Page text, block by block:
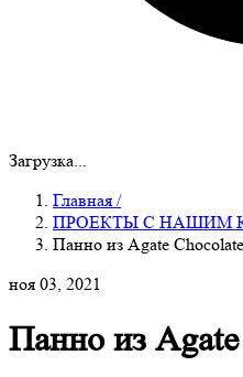
Загрузка...
Главная /
ПРОЕКТЫ С НАШИМ
Панно из Agate
ноя 03, 2021
Панно из